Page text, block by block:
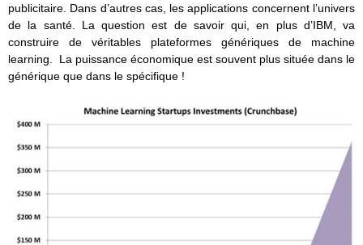
publicitaire. Dans d’autres cas, les applications concernent l’univers
de la santé. La question est de savoir qui, en plus d’IBM, va
construire de véritables plateformes génériques de machine
learning. La puissance économique est souvent plus située dans le
générique que dans le spécifique !